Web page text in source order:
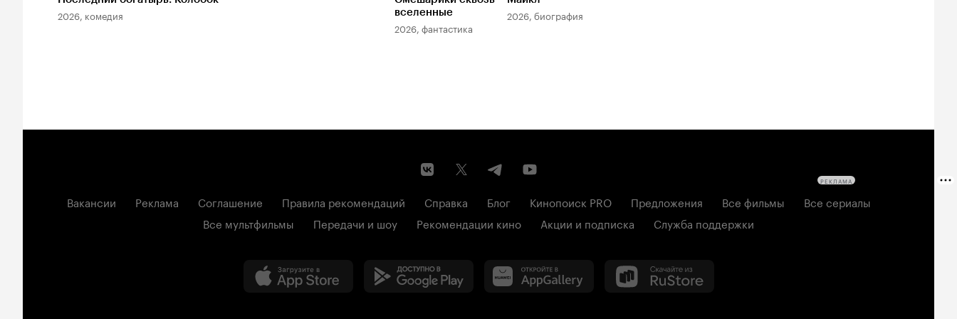
2026, комедия
вселенные
2026, фантастика
2026, биография
Вакансии Реклама Соглашение Правила рекомендаций Справка Блог Кинопоиск PRO Предложения Все фильмы
Все сериалы
Все мультфильмы
Передачи и шоу Рекомендации кино Акции и подписка Служба поддержки
РЕКЛАМА